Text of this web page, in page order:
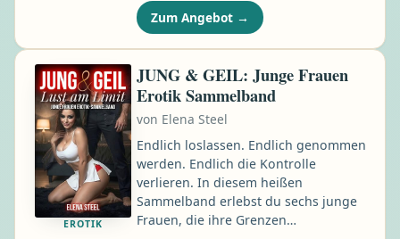
Fuß gesetzt wurde, ins Visier der
Polizei. Er kann untertauchen, bevor
Pia Sander und Oliver von Bodenstein
mit dem Mann sprechen können. Auf
einer Landstraße im Hintertaunus
wird nachts ein Mann von einem Auto
erfasst und getötet …
Zum Angebot →
EROTIK
JUNG & GEIL: Junge Frauen
Erotik Sammelband
von Elena Steel
Endlich loslassen. Endlich genommen
werden. Endlich die Kontrolle
verlieren. In diesem heißen
Sammelband erlebst du sechs junge
Frauen, die ihre Grenzen